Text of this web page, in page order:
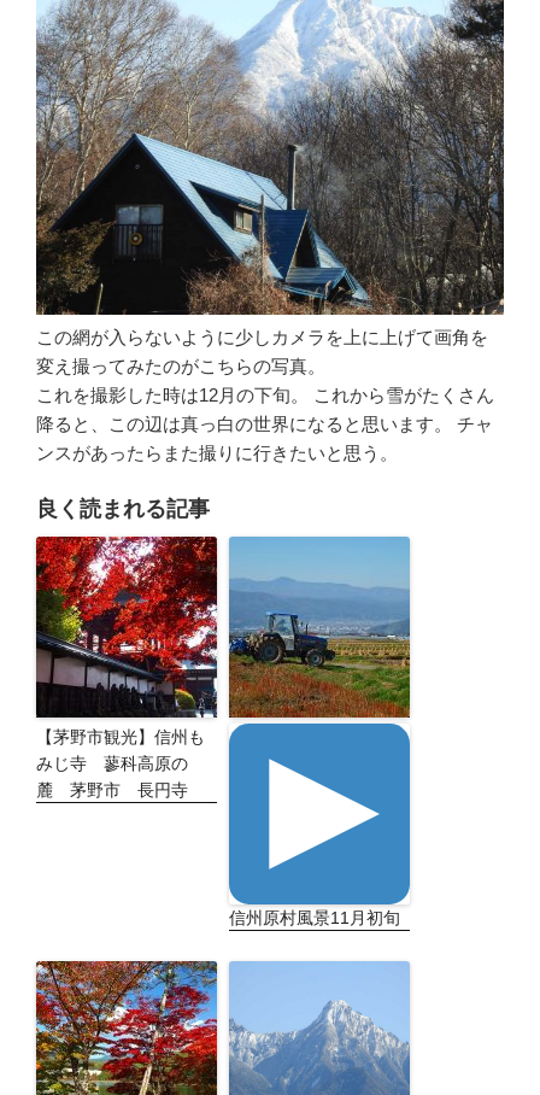
この網が入らないように少しカメラを上に上げて画角を
変え撮ってみたのがこちらの写真。
これを撮影した時は12月の下旬。 これから雪がたくさん
降ると、この辺は真っ白の世界になると思います。 チャ
ンスがあったらまた撮りに行きたいと思う。
良く読まれる記事
【茅野市観光】信州も
みじ寺 蓼科高原の
麓 茅野市 長円寺
信州原村風景11月初旬